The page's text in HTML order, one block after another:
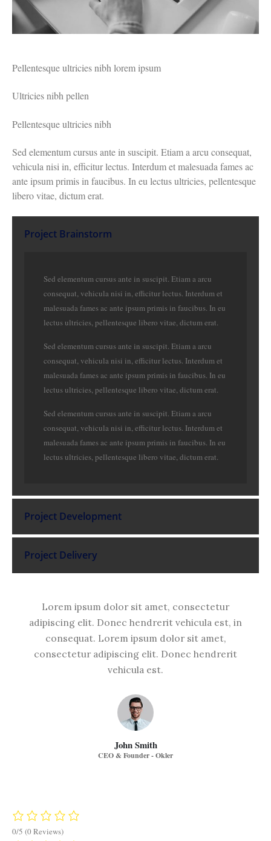
Pellentesque ultricies nibh lorem ipsum
Ultricies nibh pellen
Pellentesque ultricies nibh
Sed elementum cursus ante in suscipit. Etiam a arcu consequat,
vehicula nisi in, efficitur lectus. Interdum et malesuada fames ac
ante ipsum primis in faucibus. In eu lectus ultricies, pellentesque
libero vitae, dictum erat.
Project Brainstorm
Sed elementum cursus ante in suscipit. Etiam a arcu
consequat, vehicula nisi in, efficitur lectus. Interdum et
malesuada fames ac ante ipsum primis in faucibus. In eu
lectus ultricies, pellentesque libero vitae, dictum erat.
Sed elementum cursus ante in suscipit. Etiam a arcu
consequat, vehicula nisi in, efficitur lectus. Interdum et
malesuada fames ac ante ipsum primis in faucibus. In eu
lectus ultricies, pellentesque libero vitae, dictum erat.
Sed elementum cursus ante in suscipit. Etiam a arcu
consequat, vehicula nisi in, efficitur lectus. Interdum et
malesuada fames ac ante ipsum primis in faucibus. In eu
lectus ultricies, pellentesque libero vitae, dictum erat.
Project Development
Project Delivery
Lorem ipsum dolor sit amet, consectetur
adipiscing elit. Donec hendrerit vehicula est, in
consequat. Lorem ipsum dolor sit amet,
consectetur adipiscing elit. Donec hendrerit
vehicula est.
John Smith
CEO & Founder - Okler
0/5 (0 Reviews)